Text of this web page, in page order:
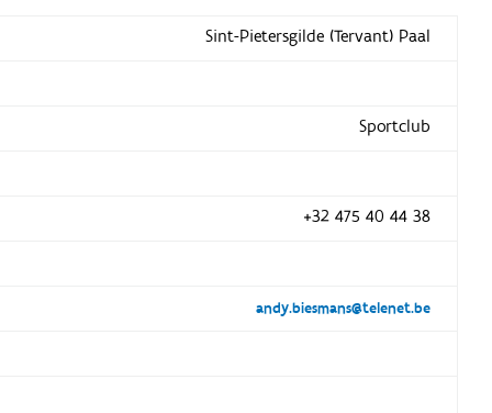
Sint-Pietersgilde (Tervant) Paal
Sportclub
+32 475 40 44 38
andy.biesmans@telenet.be